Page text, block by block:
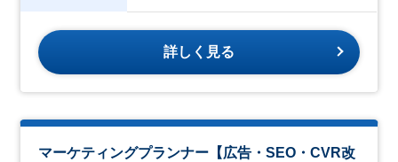
詳しく見る
マーケティングプランナー【広告・SEO・CVR改